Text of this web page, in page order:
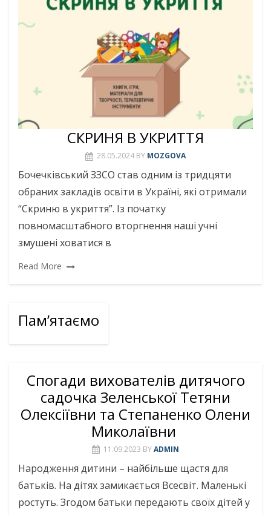
СКРИНЯ В УКРИТТЯ
28.05.2024 BY MOZGOVA
Бочечківський ЗЗСО став одним із тридцяти
обраних закладів освіти в Україні, які отримали
“Скриню в укриття”. Із початку
повномасштабного вторгнення наші учні
змушені ховатися в
Read More
Пам’ятаємо
Спогади вихователів дитячого
садочка Зеленської Тетяни
Олексіївни та Степаненко Олени
Миколаївни
11.09.2023 BYADMIN
Народження дитини – найбільше щастя для
батьків. На дітях замикається Всесвіт. Маленькі
ростуть. Згодом батьки передають своїх дітей у